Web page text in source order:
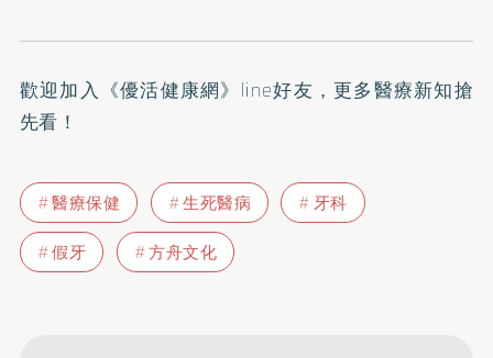
歡迎加入 《優活健康網》line好友 ，更多醫療新知搶
先看！
醫療保健 生死醫病
牙科
假牙
方舟文化